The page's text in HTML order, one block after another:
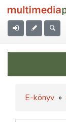
E-könyv »